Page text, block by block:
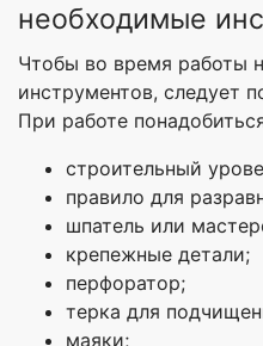
необходимые
Чтобы во время работы
инструментов, следует
При работе
строительный
правило для
шпатель или
крепежные детали;
перфоратор;
терка для
маяки;